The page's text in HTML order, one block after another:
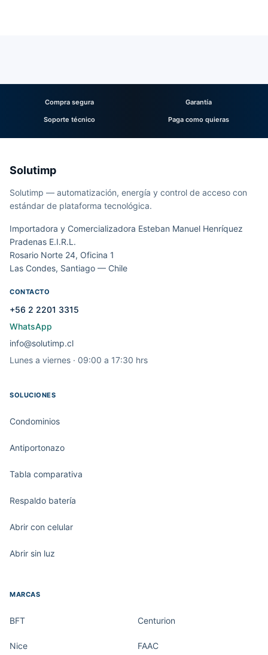
Compra segura Garantía
Soporte técnico Paga como quieras
Solutimp
Solutimp — automatización, energía y control de acceso con
estándar de plataforma tecnológica.
Importadora y Comercializadora Esteban Manuel Henríquez
Pradenas E.I.R.L.
Rosario Norte 24, Oficina 1
Las Condes, Santiago — Chile
CONTACTO
+56 2 2201 3315
WhatsApp
info@solutimp.cl
Lunes a viernes · 09:00 a 17:30 hrs
SOLUCIONES
Condominios
Antiportonazo
Tabla comparativa
Respaldo batería
Abrir con celular
Abrir sin luz
MARCAS
BFT Centurion
Nice FAAC